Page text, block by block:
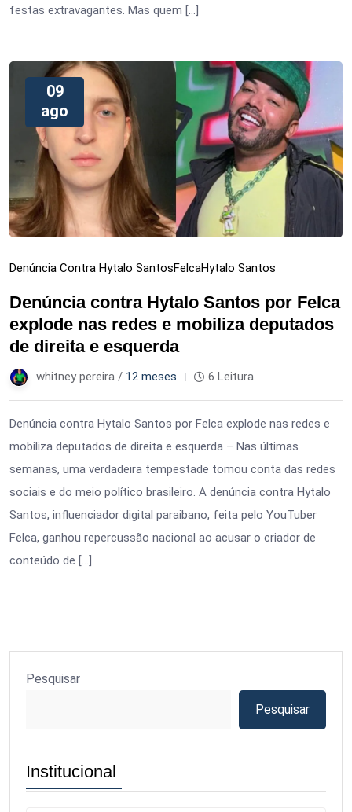
festas extravagantes. Mas quem […]
09
ago
Denúncia Contra Hytalo SantosFelcaHytalo Santos
Denúncia contra Hytalo Santos por Felca
explode nas redes e mobiliza deputados
de direita e esquerda
whitney pereira / 12 meses 6 Leitura
Denúncia contra Hytalo Santos por Felca explode nas redes e
mobiliza deputados de direita e esquerda – Nas últimas
semanas, uma verdadeira tempestade tomou conta das redes
sociais e do meio político brasileiro. A denúncia contra Hytalo
Santos, influenciador digital paraibano, feita pelo YouTuber
Felca, ganhou repercussão nacional ao acusar o criador de
conteúdo de […]
Pesquisar
Pesquisar
Institucional